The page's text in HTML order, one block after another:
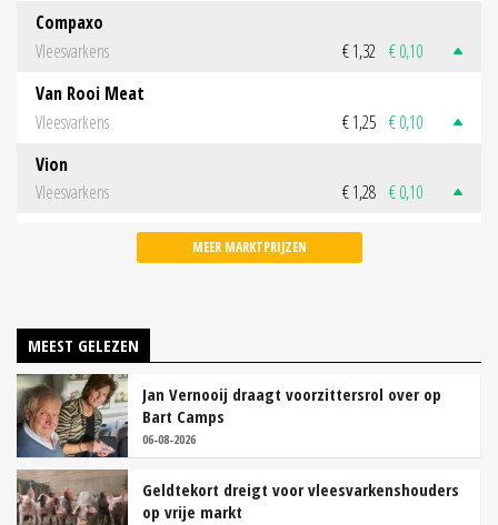
Compaxo
Vleesvarkens
€ 1,32 € 0,10
Van Rooi Meat
Vleesvarkens
€ 1,25 € 0,10
Vion
Vleesvarkens
€ 1,28 € 0,10
MEER MARKTPRIJZEN
MEEST GELEZEN
Jan Vernooij draagt voorzittersrol over op
Bart Camps
06-08-2026
Geldtekort dreigt voor vleesvarkenshouders
op vrije markt